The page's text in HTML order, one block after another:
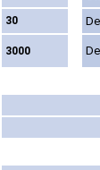
30
3000